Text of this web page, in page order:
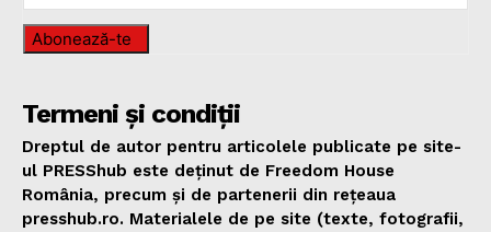
Abonează-te
Termeni și condiții
Dreptul de autor pentru articolele publicate pe site-
ul PRESShub este deținut de Freedom House
România, precum și de partenerii din rețeaua
presshub.ro. Materialele de pe site (texte, fotografii,